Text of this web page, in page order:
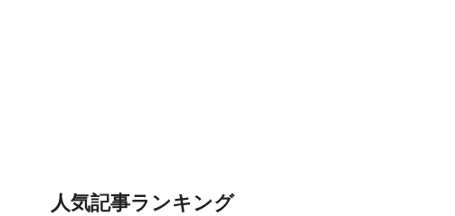
人気記事ランキング